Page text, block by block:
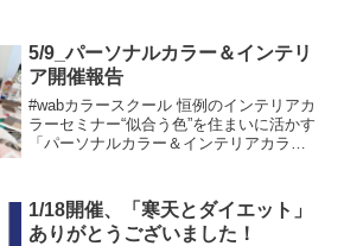
叶わなかった方に向けて、未受講の講...
5/9_パーソナルカラー＆インテリ
ア開催報告
#wabカラースクール 恒例のインテリアカ
ラーセミナー“似合う色”を住まいに活かす
「パーソナルカラー＆インテリアカラ
にしたカラースキムづくりでは、4つのカ
ラータイプを見...
1/18開催、「寒天とダイエット」
ありがとうございました！